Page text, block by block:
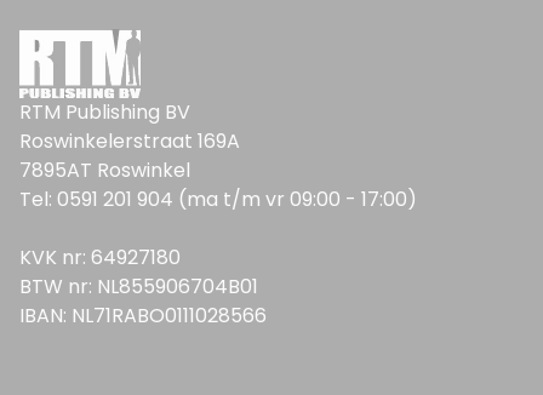
RTM Publishing BV
Roswinkelerstraat 169A
7895AT Roswinkel
Tel: 0591 201 904 (ma t/m vr 09:00 - 17:00)
KVK nr: 64927180
BTW nr: NL855906704B01
IBAN: NL71RABO0111028566